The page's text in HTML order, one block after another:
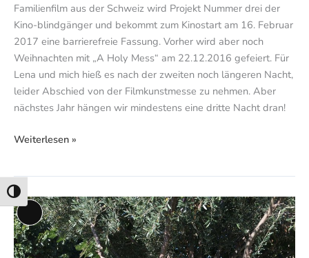
Umschalten auf hohe Kontraste
Familienfilm aus der Schweiz wird Projekt Nummer drei der
Kino-blindgänger und bekommt zum Kinostart am 16. Februar
2017 eine barrierefreie Fassung. Vorher wird aber noch
Weihnachten mit „A Holy Mess“ am 22.12.2016 gefeiert. Für
Lena und mich hieß es nach der zweiten noch längeren Nacht,
leider Abschied von der Filmkunstmesse zu nehmen. Aber
nächstes Jahr hängen wir mindestens eine dritte Nacht dran!
Weiterlesen »
Lange
Beschreibung
El
Olivo